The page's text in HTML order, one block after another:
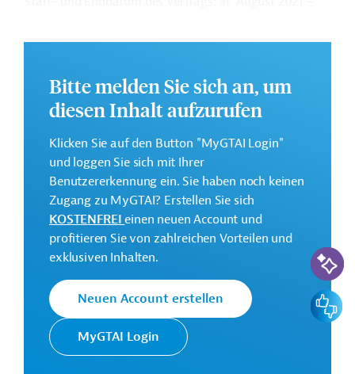
Los 1: N$ 62.567.897,68
Los 2: N$ 73.595.564,91
Weitere Details zu dieser Meldung (und etwaig
aufgeführten Downloads) liegen hier nicht vor. Interne
gtai-Nr. AUS20210113598990 bitte bei Rückfragen bei
Germany Trade and Invest angeben!
Download
AUS20210113598990 (1)
(PDF; 65,4 KB)
Namibia Hochbau
Baunebengewerbe
Bitte melden Sie sich an, um
diesen Inhalt aufzurufen
Klicken Sie auf den Button "MyGTAI Login"
und loggen Sie sich mit Ihrer
Benutzererkennung ein. Sie haben noch keinen
Zugang zu MyGTAI? Erstellen Sie sich
KOSTENFREIeinen neuen Account und
profitieren Sie von zahlreichen Vorteilen und
exklusiven Inhalten.
Neuen Account erstellen
MyGTAI Login
KI-